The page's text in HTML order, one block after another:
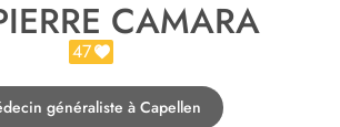
CAMARA
47
généraliste à Capellen